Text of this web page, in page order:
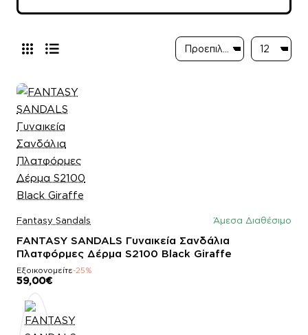
Fantasy Sandals Άμεσα Διαθέσιμο
FANTASY SANDALS Γυναικεία Σανδάλια
Πλατφόρμες Δέρμα S2100 Black Giraffe
Εξοικονομείτε-25%
59,00€